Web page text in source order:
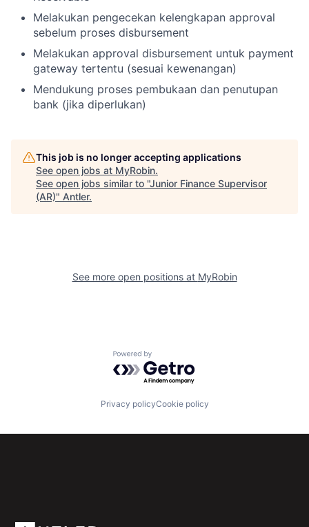
Melakukan pengecekan kelengkapan approval
sebelum proses disbursement
Melakukan approval disbursement untuk payment
gateway tertentu (sesuai kewenangan)
Mendukung proses pembukaan dan penutupan
bank (jika diperlukan)
This job is no longer accepting applications
See open jobs at MyRobin.
See open jobs similar to "Junior Finance Supervisor
(AR)" Antler.
See more open positions at MyRobin
Powered by Getro.com
Privacy policyCookie policy